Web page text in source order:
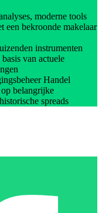
moderne tools
een bekroonde makelaar
instrumenten
van actuele
Handel
belangrijke
spreads